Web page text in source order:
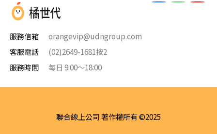
服務信箱
orangevip@udngroup.com
客服電話
(02)2649-1681按2
服務時間
每日 9:00～18:00
聯合線上公司 著作權所有 ©2025